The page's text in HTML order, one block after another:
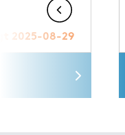
2025-08-29